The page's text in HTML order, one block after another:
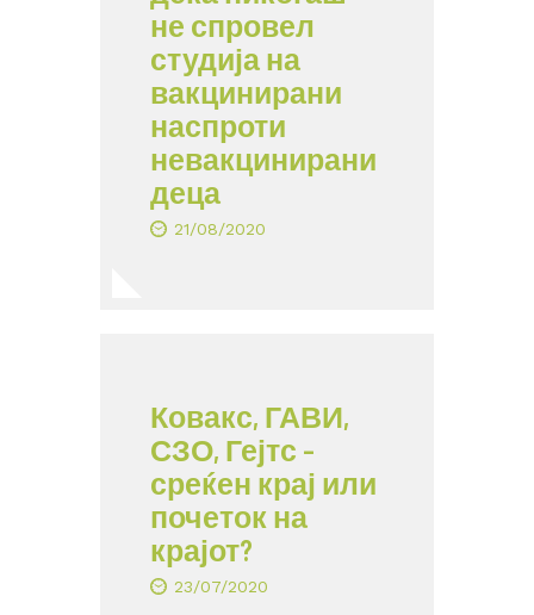
не спровел
студија на
вакцинирани
наспроти
невакцинирани
деца
21/08/2020
Ковакс, ГАВИ,
СЗО, Гејтс –
среќен крај или
почеток на
крајот?
23/07/2020